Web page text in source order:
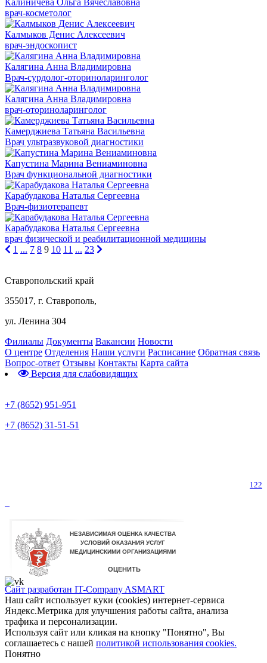
врач-косметолог
Калмыков Денис Алексеевич
врач-эндоскопист
Калягина Анна Владимировна
Врач-сурдолог-оториноларинголог
Калягина Анна Владимировна
врач-оториноларинголог
Камерджиева Татьяна Васильевна
Врач ультразвуковой диагностики
Капустина Марина Вениаминовна
Врач функциональной диагностики
Карабудакова Наталья Сергеевна
Врач-физиотерапевт
Карабудакова Наталья Сергеевна
врач физической и реабилитационной медицины
1 ... 7 8 9 10 11 ... 23
Ставропольский край
355017, г. Ставрополь,
ул. Ленина 304
Филиалы Документы Вакансии Новости
О центре Отделения Наши услуги Расписание Обратная связь
Вопрос-ответ Отзывы Контакты Карта сайта
Версия для слабовидящих
+7 (8652) 951-951
+7 (8652) 31-51-51
122
Сайт разработан IT-Company ASMART
Наш сайт использует куки (cookies) интернет-сервиса
Яндекс.Метрика для улучшения работы сайта, анализа
трафика и персонализации.
Используя сайт или кликая на кнопку "Понятно", Вы
соглашаетесь с нашей политикой использования cookies.
Понятно